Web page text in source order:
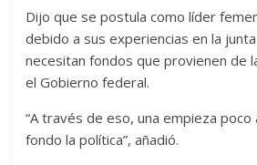
Dijo que se postula como líder
debido a sus experiencias en la
necesitan fondos que provienen de
el Gobierno federal.
“A través de eso, una empieza poco
fondo la política”, añadió.